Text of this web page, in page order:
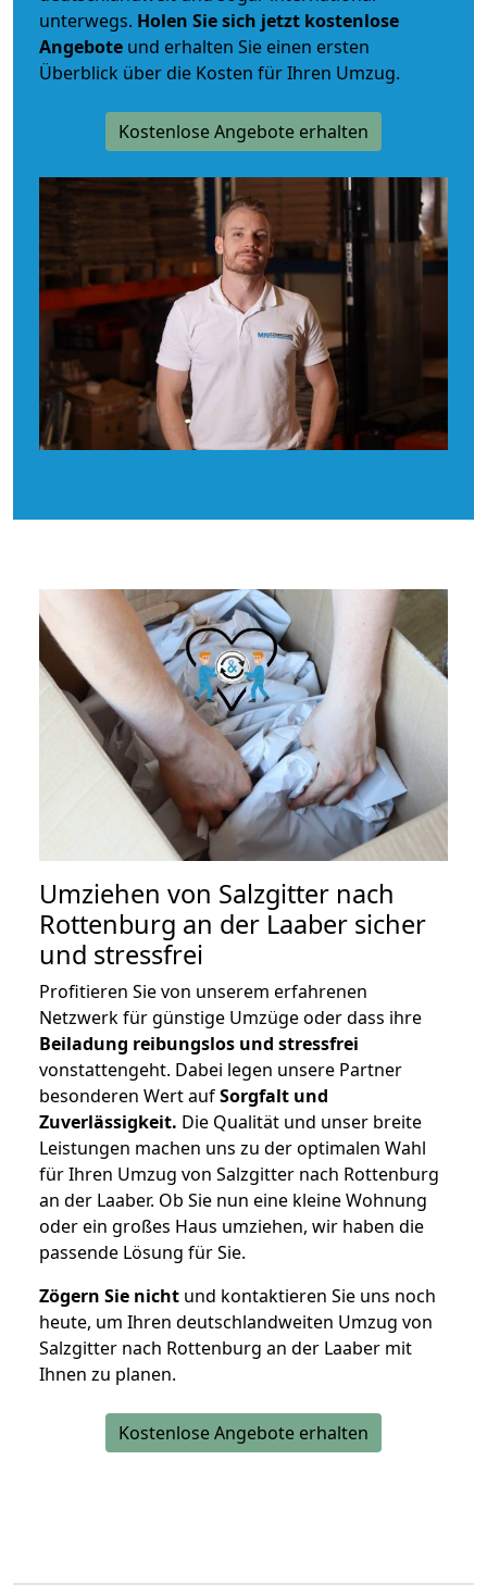
unterwegs. Holen Sie sich jetzt kostenlose
Angebote und erhalten Sie einen ersten
Überblick über die Kosten für Ihren Umzug.
Kostenlose Angebote erhalten
Umziehen von Salzgitter nach
Rottenburg an der Laaber sicher
und stressfrei
Profitieren Sie von unserem erfahrenen
Netzwerk für günstige Umzüge oder dass ihre
Beiladung reibungslos und stressfrei
vonstattengeht. Dabei legen unsere Partner
besonderen Wert aufSorgfalt und
Zuverlässigkeit. Die Qualität und unser breite
Leistungen machen uns zu der optimalen Wahl
für Ihren Umzug von Salzgitter nach Rottenburg
an der Laaber. Ob Sie nun eine kleine Wohnung
oder ein großes Haus umziehen, wir haben die
passende Lösung für Sie.
Zögern Sie nicht und kontaktieren Sie uns noch
heute, um Ihren deutschlandweiten Umzug von
Salzgitter nach Rottenburg an der Laaber mit
Ihnen zu planen.
Kostenlose Angebote erhalten